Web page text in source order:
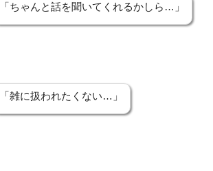
「ちゃんと話を聞いてくれるかしら…」
「雑に扱われたくない…」